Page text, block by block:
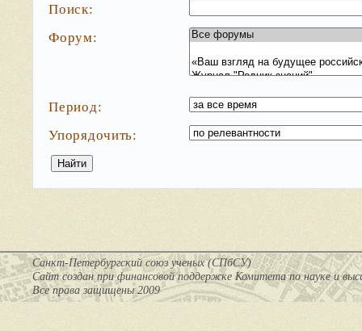
Поиск:
Форум:
Период:
Упорядочить:
Санкт-Петербургский союз ученых (СПбСУ)
Cайт создан при финансовой поддержке Комитета по науке и
Все права защищены 2009